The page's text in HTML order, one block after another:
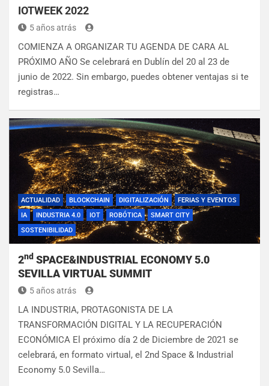
IOTWEEK 2022
5 años atrás
COMIENZA A ORGANIZAR TU AGENDA DE CARA AL
PRÓXIMO AÑO Se celebrará en Dublín del 20 al 23 de
junio de 2022. Sin embargo, puedes obtener ventajas si te
registras…
ACTUALIDAD BLOCKCHAIN DIGITALIZACIÓN
FERIAS Y EVENTOS
IA
INDUSTRIA 4.0 IOT ROBÓTICA
SMART CITY
SOSTENIBILIDAD
2nd SPACE&INDUSTRIAL ECONOMY 5.0
SEVILLA VIRTUAL SUMMIT
5 años atrás
LA INDUSTRIA, PROTAGONISTA DE LA
TRANSFORMACIÓN DIGITAL Y LA RECUPERACIÓN
ECONÓMICA El próximo día 2 de Diciembre de 2021 se
celebrará, en formato virtual, el 2nd Space & Industrial
Economy 5.0 Sevilla…